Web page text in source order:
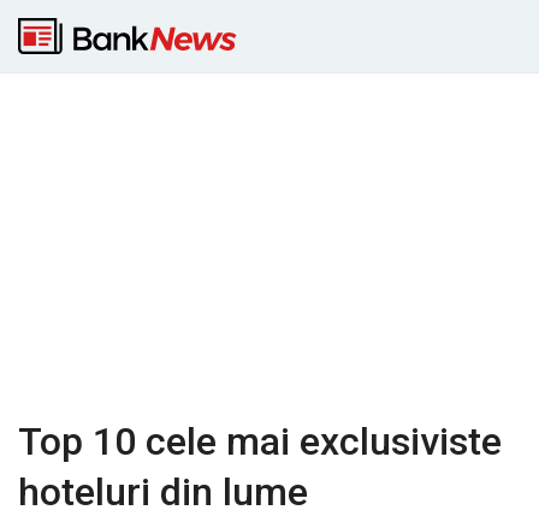
Top 10 cele mai exclusiviste
hoteluri din lume